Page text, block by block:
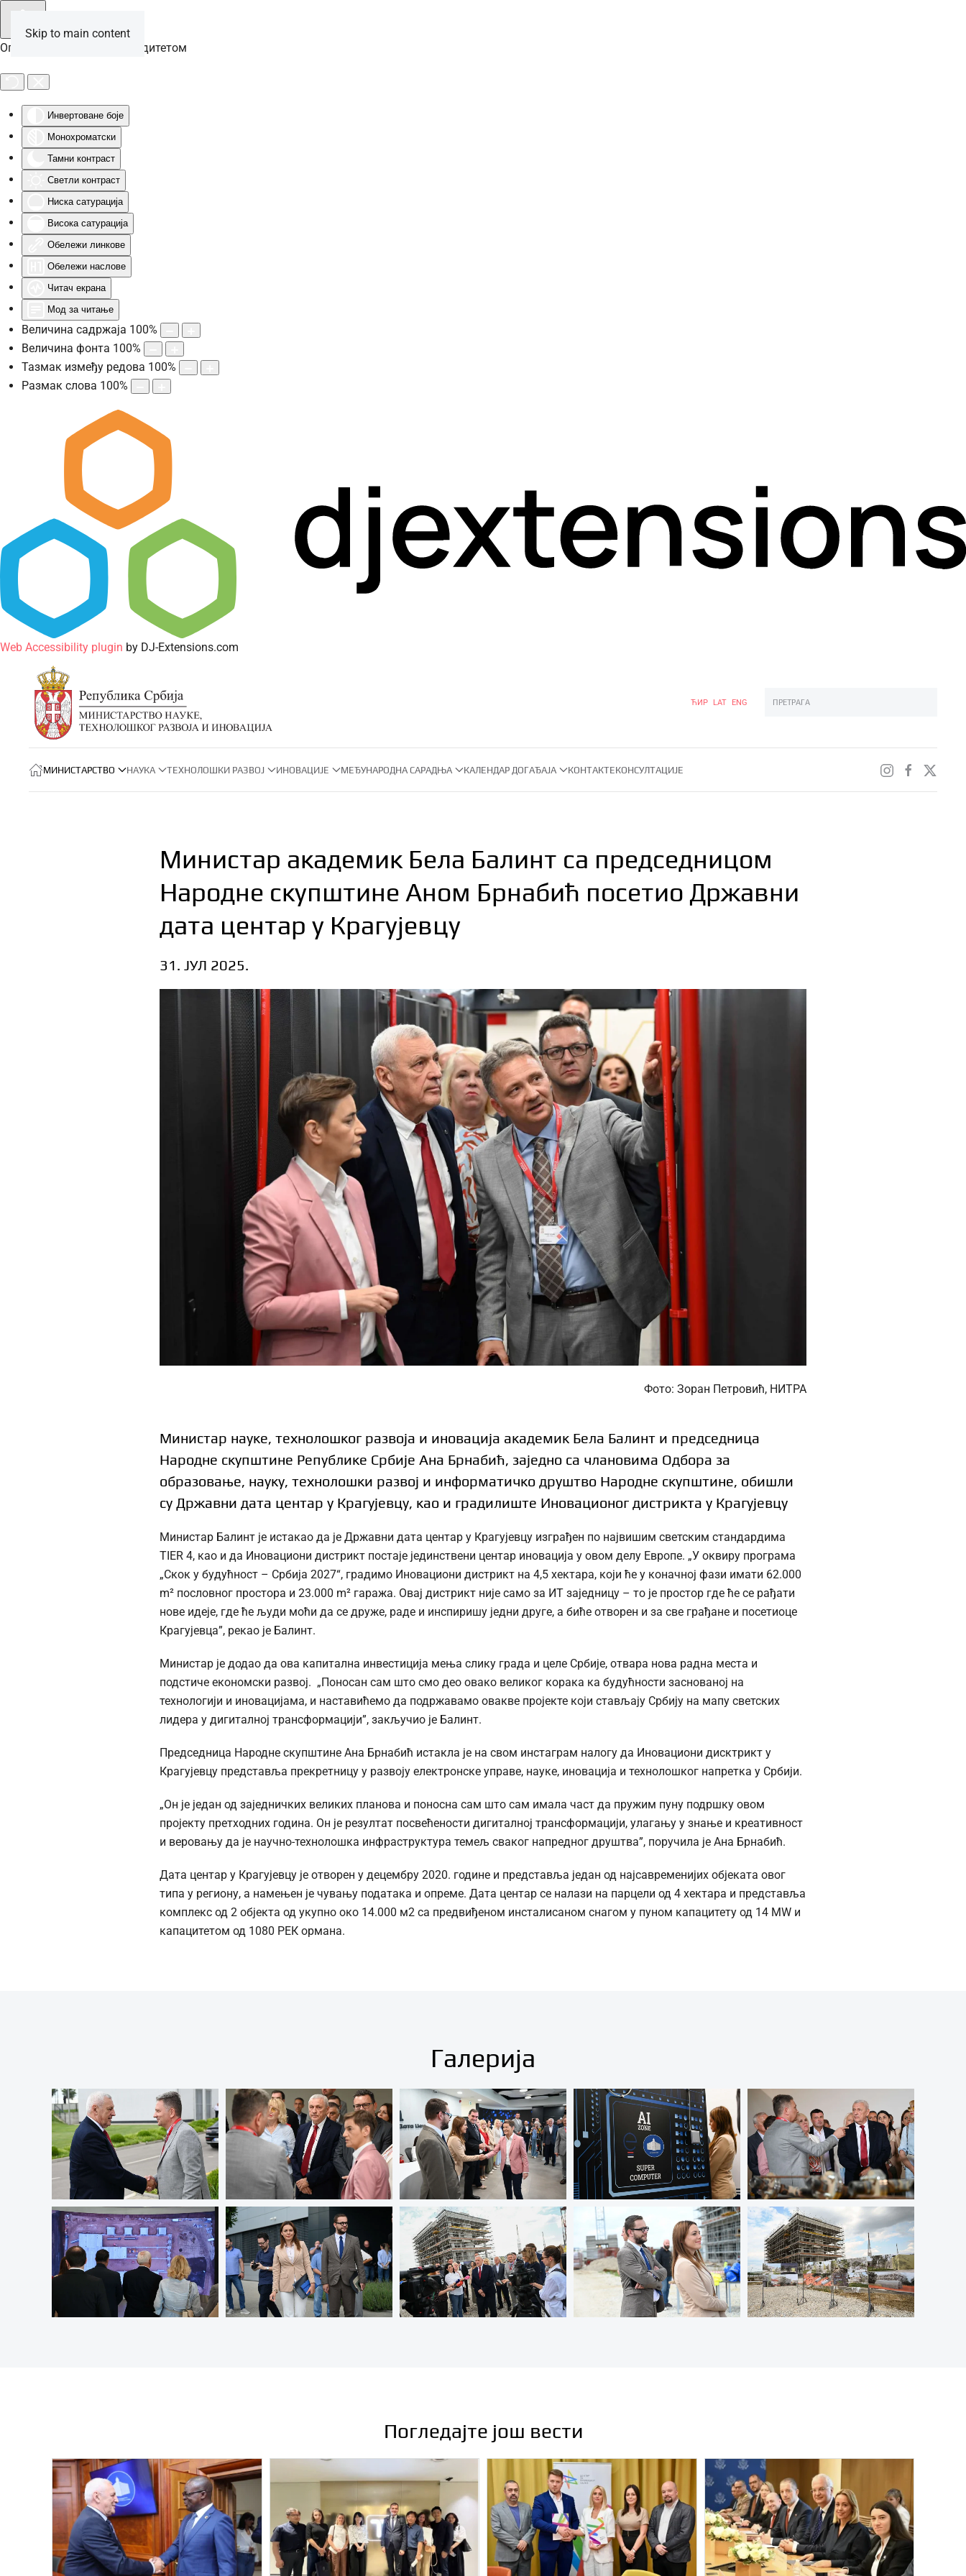
Опције за особе са инвалидитетом
Инвертоване боје
Монохроматски
Тамни контраст
Светли контраст
Ниска сатурација
Висока сатурација
Обележи линкове
Обележи наслове
Читач екрана
Мод за читање
Величина садржаја 100%
Величина фонта 100%
Тазмак између редова 100%
Размак слова 100%
Web Accessibility plugin by DJ-Extensions.com
Skip to main content
ЋИР LAT ENG
МИНИСТАРСТВО НАУКА ТЕХНОЛОШКИ РАЗВОЈ ИНОВАЦИЈЕ МЕЂУНАРОДНА САРАДЊА КАЛЕНДАР ДОГАЂАЈА КОНТАКТЕКОНСУЛТАЦИЈЕ
Министар академик Бела Балинт са председницом
Народне скупштине Аном Брнабић посетио Државни
дата центар у Крагујевцу
31. ЈУЛ 2025.
Фото: Зоран Петровић, НИТРА
Министар науке, технолошког развоја и иновација академик Бела Балинт и председница
Народне скупштине Републике Србије Ана Брнабић, заједно са члановима Одбора за
образовање, науку, технолошки развој и информатичко друштво Народне скупштине, обишли
су Државни дата центар у Крагујевцу, као и градилиште Иновационог дистрикта у Крагујевцу
Министар Балинт је истакао да је Државни дата центар у Крагујевцу изграђен по највишим светским стандардима
TIER 4, као и да Иновациони дистрикт постаје јединствени центар иновација у овом делу Европе. „У оквиру програма
„Скок у будућност – Србија 2027“, градимо Иновациони дистрикт на 4,5 хектара, који ће у коначној фази имати 62.000
m² пословног простора и 23.000 m² гаража. Овај дистрикт није само за ИТ заједницу – то је простор где ће се рађати
нове идеје, где ће људи моћи да се друже, раде и инспиришу једни друге, а биће отворен и за све грађане и посетиоце
Крагујевца”, рекао је Балинт.
Министар је додао да ова капитална инвестиција мења слику града и целе Србије, отвара нова радна места и
подстиче економски развој. „Поносан сам што смо део овако великог корака ка будућности заснованој на
технологији и иновацијама, и наставићемо да подржавамо овакве пројекте који стављају Србију на мапу светских
лидера у дигиталној трансформацији”, закључио је Балинт.
Председница Народне скупштине Ана Брнабић истакла је на свом инстаграм налогу да Иновациони дисктрикт у
Крагујевцу представља прекретницу у развоју електронске управе, науке, иновација и технолошког напретка у Србији.
„Он је један од заједничких великих планова и поносна сам што сам имала част да пружим пуну подршку овом
пројекту претходних година. Он је резултат посвећености дигиталној трансформацији, улагању у знање и креативност
и веровању да је научно-технолошка инфраструктура темељ сваког напредног друштва”, поручила је Ана Брнабић.
Дата центар у Крагујевцу је отворен у децембру 2020. године и представља један од најсавременијих објеката овог
типа у региону, а намењен је чувању података и опреме. Дата центар се налази на парцели од 4 хектара и представља
комплекс од 2 објекта од укупно око 14.000 м2 са предвиђеном инсталисаном снагом у пуном капацитету од 14 МW и
капацитетом од 1080 РЕК ормана.
Галерија
Погледајте још вести